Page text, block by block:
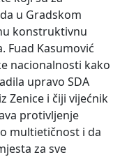
u Gradskom
konstruktivnu
Fuad Kasumović
nacionalnosti kako
upravo SDA
Zenice i čiji vijećnik
protivljenje
multietičnost i da
za sve